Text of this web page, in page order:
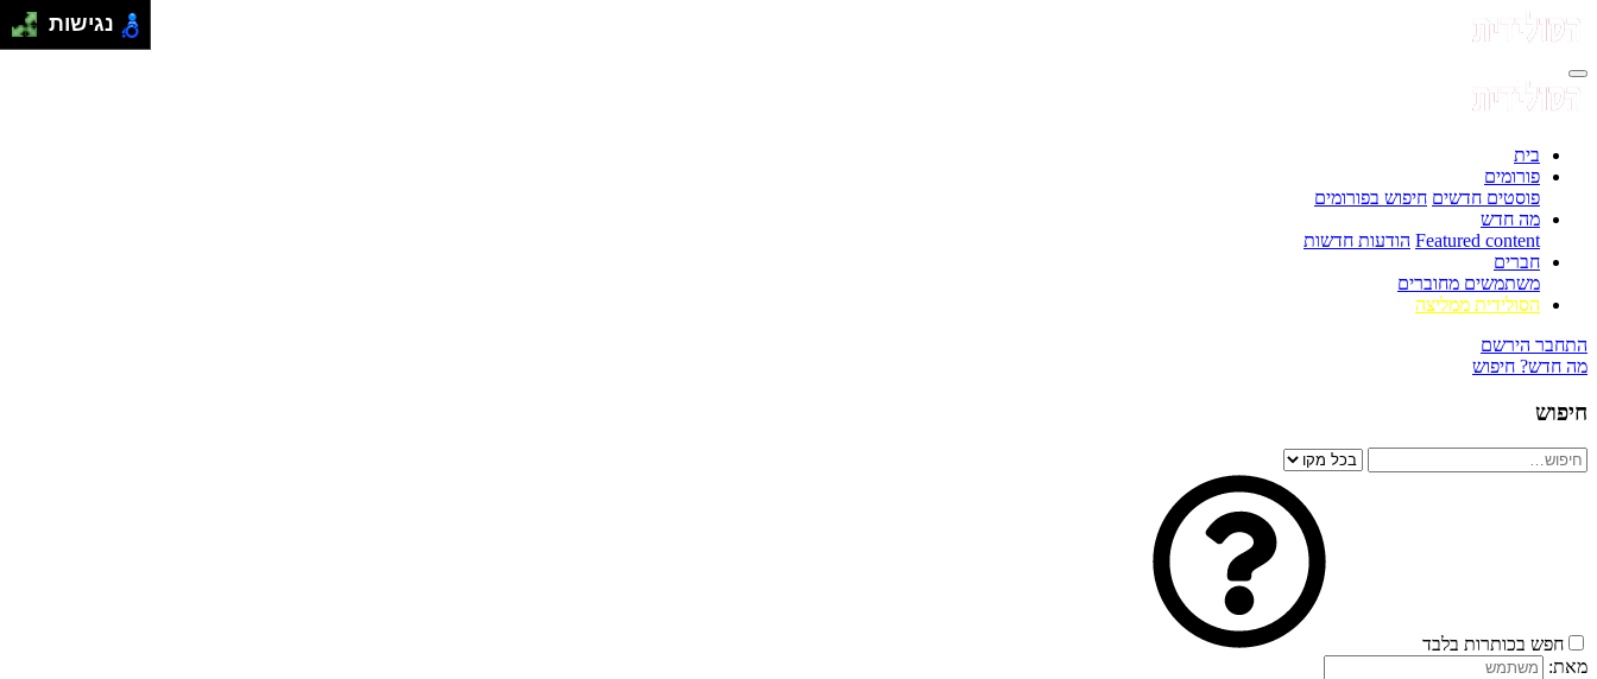
בית
פורומים
פוסטים חדשים חיפוש בפורומים
מה חדש
Featured content הודעות חדשות
חברים
משתמשים מחוברים
הסולידית ממליצה
התחבר הירשם
מה חדש? חיפוש
חיפוש
חפש בכותרות בלבד
מאת:
נגישות